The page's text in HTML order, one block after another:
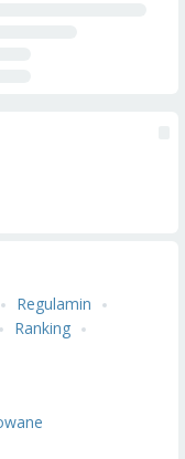
Regulamin
Ranking